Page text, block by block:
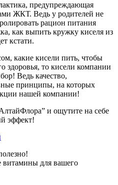
предупреждающая
ЖКТ. Ведь у родителей не
рацион питания
как выпить кружку киселя из
кстати.
какие кисели пить, чтобы
здоровья, то кисели компании
Ведь качество,
принципы, на которых
нашей компании!
и ощутите на себе
эффект!
витамины для вашего